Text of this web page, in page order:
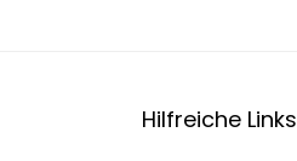
Hilfreiche Links